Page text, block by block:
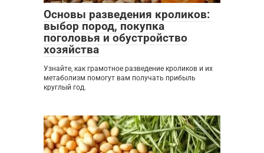
Основы разведения кроликов:
выбор пород, покупка
поголовья и обустройство
хозяйства
Узнайте, как грамотное разведение кроликов и их
метаболизм помогут вам получать прибыль
круглый год.